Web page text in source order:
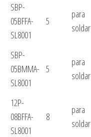
SBP-
05BFFA-
SL8001
5
para
soldar
SBP-
05BMMA-
SL8001
5
para
soldar
12P-
08BFFA-
SL8001
8
para
soldar